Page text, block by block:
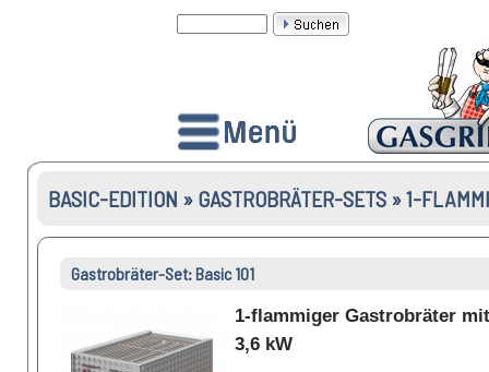
BASIC-EDITION » GASTROBRÄTER-SETS » 1-
Gastrobräter-Set: Basic 101
1-flammiger Gastrobräter mit
3,6 kW